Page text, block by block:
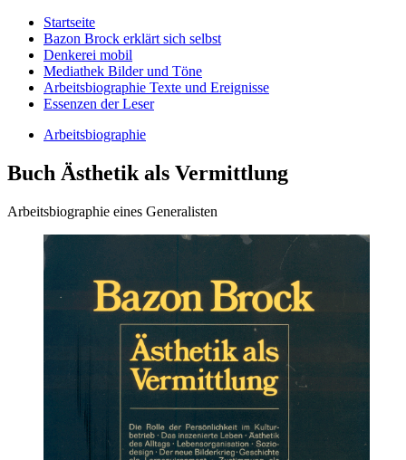
Startseite
Bazon Brock erklärt sich selbst
Denkerei mobil
Mediathek Bilder und Töne
Arbeitsbiographie Texte und Ereignisse
Essenzen der Leser
Arbeitsbiographie
Buch Ästhetik als Vermittlung
Arbeitsbiographie eines Generalisten